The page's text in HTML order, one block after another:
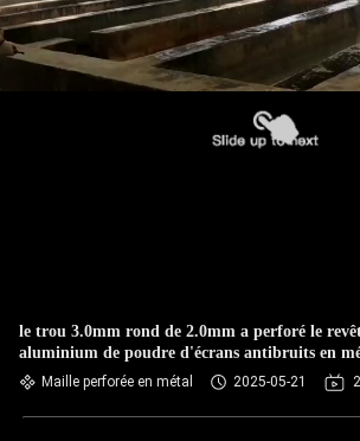
le trou 3.0mm rond de 2.0mm a perforé le
aluminium de poudre d'écrans antibruits en
Maille perforée en métal 2025-05-21